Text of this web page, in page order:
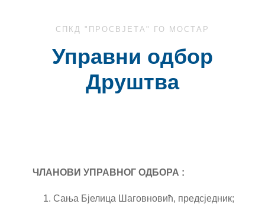
СПКД "ПРОСВЈЕТА" ГО МОСТАР
Управни одбор
Друштва
ЧЛАНОВИ УПРАВНОГ ОДБОРА :
Сања Бјелица Шаговновић, предсједник;